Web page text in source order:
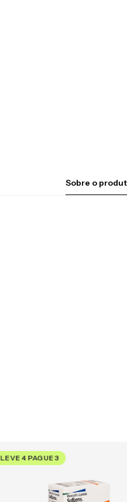
Sobre o
LEVE 4 PAGUE 3